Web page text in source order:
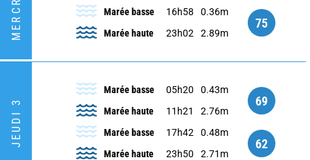
Marée basse 16h58
0.36m
Marée haute
23h02 2.89m
75
JEUDI 3
Marée basse 05h20
0.43m
Marée haute
11h21 2.76m
69
Marée basse 17h42
0.48m
Marée haute
23h50 2.71m
62